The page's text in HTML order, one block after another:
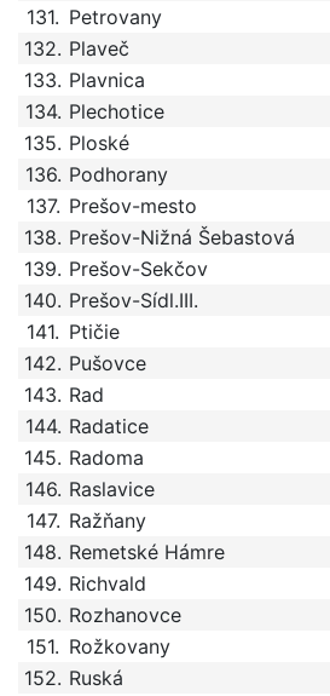
131. Petrovany
132. Plaveč
133. Plavnica
134. Plechotice
135. Ploské
136. Podhorany
137. Prešov-mesto
138. Prešov-Nižná Šebastová
139. Prešov-Sekčov
140. Prešov-Sídl.III.
141. Ptičie
142. Pušovce
143. Rad
144. Radatice
145. Radoma
146. Raslavice
147. Ražňany
148. Remetské Hámre
149. Richvald
150. Rozhanovce
151. Rožkovany
152. Ruská